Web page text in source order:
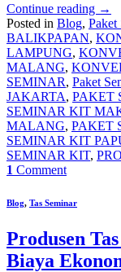
Continue reading →
Posted in Blog,
BALIKPAPAN,
LAMPUNG,
MALANG,
SEMINAR, Paket
JAKARTA, PAKET
SEMINAR KIT
MALANG, PAKET
SEMINAR KIT
SEMINAR KIT,
1 Comment
Blog, Tas Seminar
Produsen
Biaya